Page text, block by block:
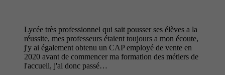
Lycée très professionnel qui sait pousser ses élèves a la
réussite, mes professeurs étaient toujours a mon écoute,
j'y ai également obtenu un CAP employé de vente en
2020 avant de commencer ma formation des métiers de
l'accueil, j'ai donc passé…